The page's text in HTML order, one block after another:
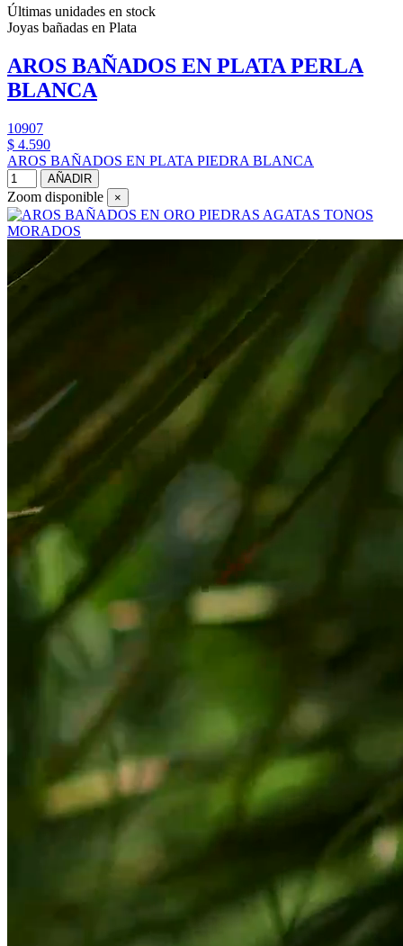
Últimas unidades en stock
Joyas bañadas en Plata
AROS BAÑADOS EN PLATA PERLA
BLANCA
10907
$ 4.590
AROS BAÑADOS EN PLATA PIEDRA BLANCA
AÑADIR
Zoom disponible ×